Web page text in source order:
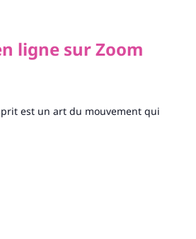
ligne sur Zoom
est un art du mouvement qui